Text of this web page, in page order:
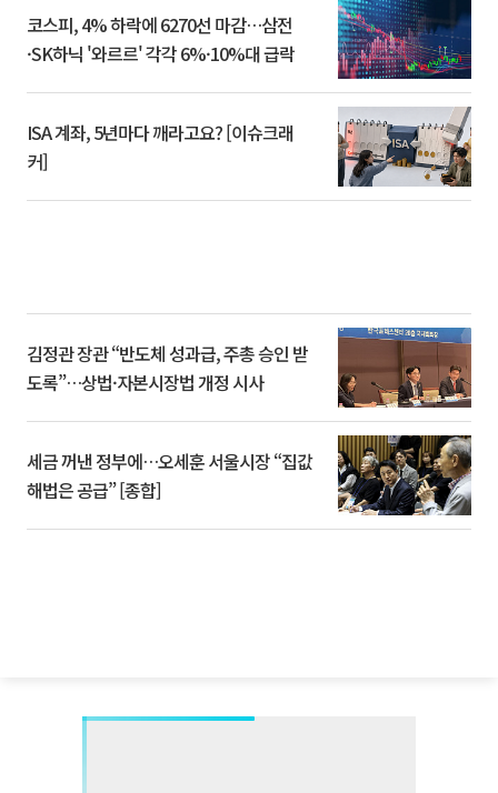
코스피, 4% 하락에 6270선 마감…삼전
·SK하닉 '와르르' 각각 6%·10%대 급락
ISA 계좌, 5년마다 깨라고요? [이슈크래
커]
김정관 장관 “반도체 성과급, 주총 승인 받
도록”…상법·자본시장법 개정 시사
세금 꺼낸 정부에…오세훈 서울시장 “집값
해법은 공급” [종합]